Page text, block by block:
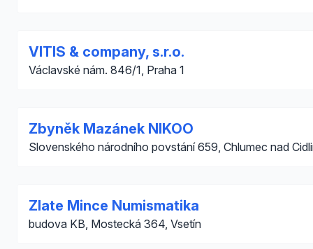
VITIS & company, s.r.o.
Václavské nám. 846/1, Praha 1
Zbyněk Mazánek NIKOO
Slovenského národního povstání 659, Chlumec nad
Zlate Mince Numismatika
budova KB, Mostecká 364, Vsetín